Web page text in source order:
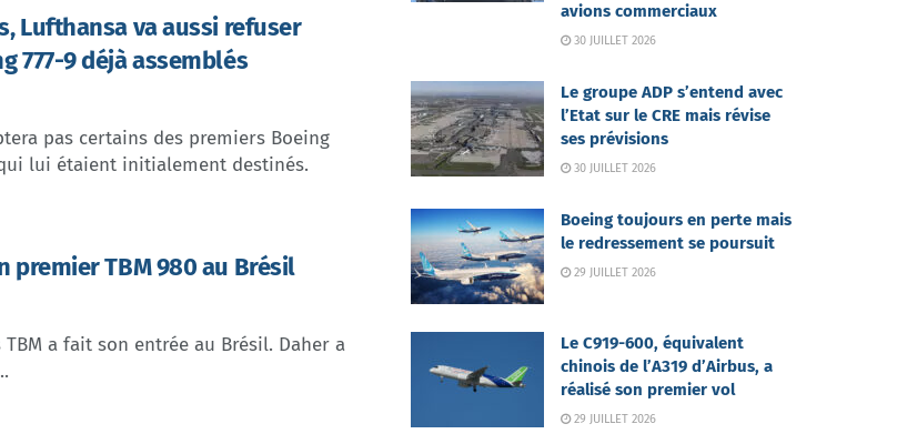
Lufthansa va aussi refuser
777-9 déjà assemblés
pas certains des premiers Boeing
lui étaient initialement destinés.
premier TBM 980 au Brésil
a fait son entrée au Brésil. Daher a
avions commerciaux
30 JUILLET 2026
Le groupe ADP s’entend avec
l’Etat sur le CRE mais révise
ses prévisions
30 JUILLET 2026
Boeing toujours en perte mais
le redressement se poursuit
29 JUILLET 2026
Le C919-600, équivalent
chinois de l’A319 d’Airbus, a
réalisé son premier vol
29 JUILLET 2026